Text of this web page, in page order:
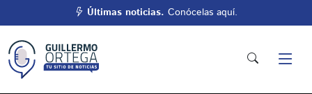
Últimas noticias. Conócelas aquí.